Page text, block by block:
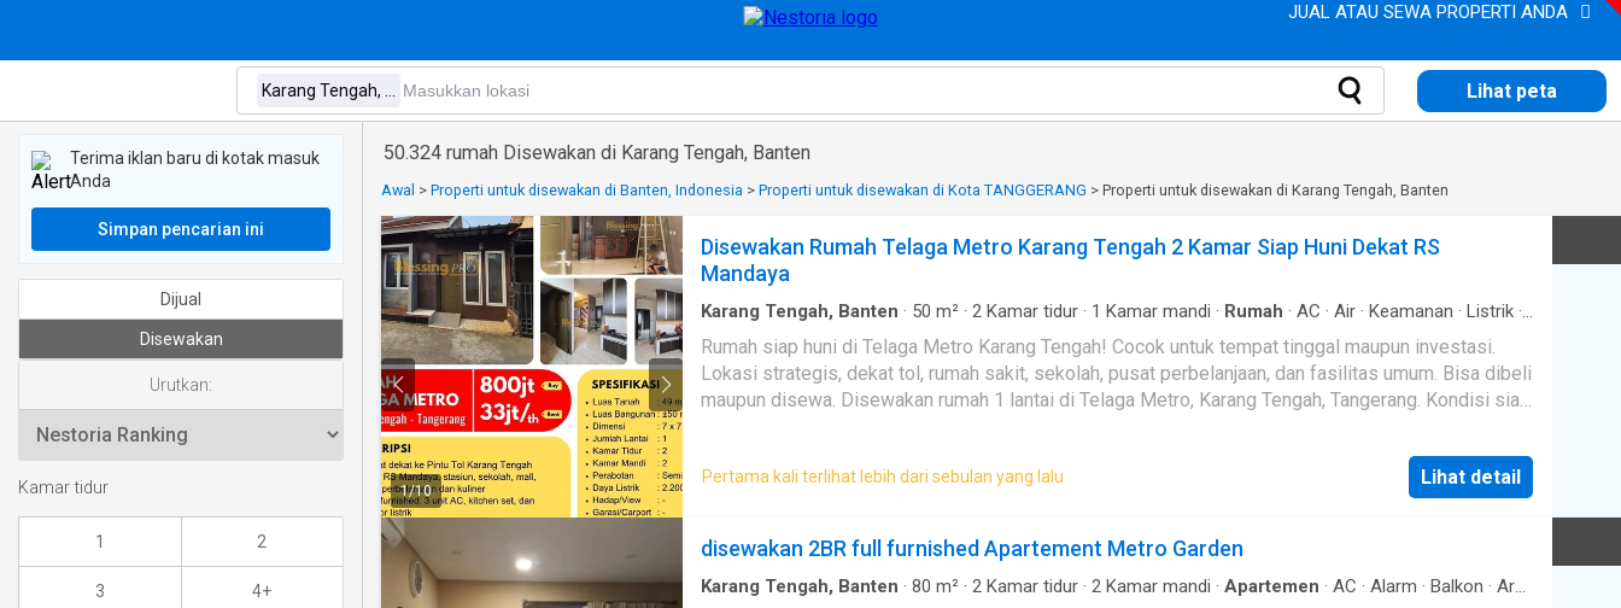
JUAL ATAU SEWA PROPERTI ANDA
Lihat peta
50.324 rumah Disewakan di Karang Tengah, Banten
Awal > Properti untuk disewakan di Banten, Indonesia > Properti untuk disewakan di Kota TANGGERANG > Properti untuk disewakan di Karang Tengah, Banten
1/10
Disewakan Rumah Telaga Metro Karang Tengah 2 Kamar Siap Huni Dekat RS
Mandaya
Karang Tengah, Banten · 50 m² · 2 Kamar tidur · 1 Kamar mandi · Rumah · AC · Air · Keamanan · Listrik ·
Rumah siap huni di Telaga Metro Karang Tengah! Cocok untuk tempat tinggal maupun investasi.
Lokasi strategis, dekat tol, rumah sakit, sekolah, pusat perbelanjaan, dan fasilitas umum. Bisa dibeli
maupun disewa. Disewakan rumah 1 lantai di Telaga Metro, Karang Tengah, Tangerang. Kondisi siap
mall, pusat kuliner, dan fasilitas umum lainnya. Spesifikasi Luas Tanah 49 m² Luas Bangunan ±50 m²
1 Lantai 2 Kamar Tidur 1 Kamar Mandi Semi Furnished (3 AC, kitchen set & kompor listrik) Listrik
informasi lengkap dan jadwal survei. Siap membantu proses jual beli maupun sewa hingga selesai.
Pertama kali terlihat lebih dari sebulan yang lalu Lihat detail
disewakan 2BR full furnished Apartement Metro Garden
Karang Tengah, Banten · 80 m² · 2 Kamar tidur · 2 Kamar mandi · Apartemen · AC · Alarm · Balkon · Area
Terima iklan baru di kotak masuk
Anda
Simpan pencarian ini
Dijual
Disewakan
Urutkan:
Kamar tidur
1 2
3 4+